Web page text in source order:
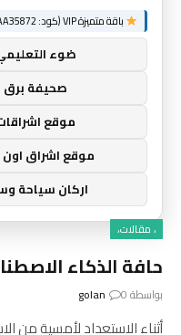
، مقالات،
حافة الذكاء
بواسطة golan 0
أثناء الاستعداد لأمسية من
باقة متميزة VIP (كود: AA35872):
ضوء
صحيفة برق
موقع
موقع اشراق اون
اركان سياحة